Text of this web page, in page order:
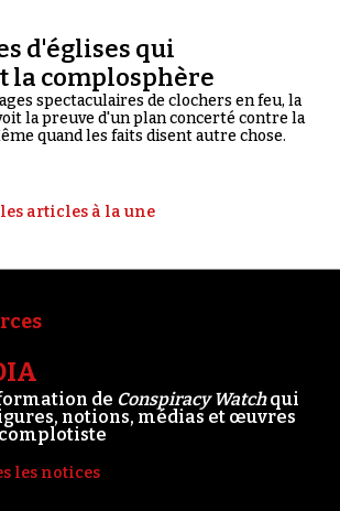
d'églises qui
la complosphère
spectaculaires de clochers en feu, la
la preuve d'un plan concerté contre la
quand les faits disent autre chose.
articles à la une
de Conspiracy Watchqui
notions, médias et œuvres
les notices